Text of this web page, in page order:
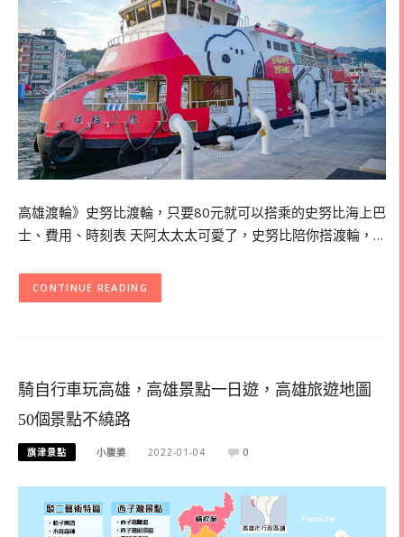
高雄渡輪》史努比渡輪，只要80元就可以搭乘的史努比海上巴
士、費用、時刻表 天阿太太太可愛了，史努比陪你搭渡輪，…
CONTINUE READING
騎自行車玩高雄，高雄景點一日遊，高雄旅遊地圖
50個景點不繞路
旗津景點 小腹婆 2022-01-04 0